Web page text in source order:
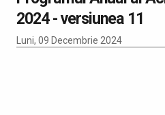
2024 - versiunea 11
Luni, 09 Decembrie 2024